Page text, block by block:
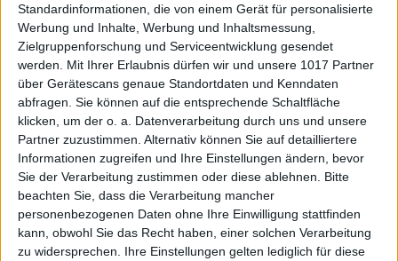
Standardinformationen, die von einem Gerät für personalisierte
Werbung und Inhalte, Werbung und Inhaltsmessung,
Zielgruppenforschung und Serviceentwicklung gesendet
werden.
Mit Ihrer Erlaubnis dürfen wir und unsere 1017 Partner
über Gerätescans genaue Standortdaten und Kenndaten
abfragen. Sie können auf die entsprechende Schaltfläche
klicken, um der o. a. Datenverarbeitung durch uns und unsere
Partner zuzustimmen. Alternativ können Sie auf detailliertere
Informationen zugreifen und Ihre Einstellungen ändern, bevor
Sie der Verarbeitung zustimmen oder diese ablehnen.
Bitte
beachten Sie, dass die Verarbeitung mancher
personenbezogenen Daten ohne Ihre Einwilligung stattfinden
kann, obwohl Sie das Recht haben, einer solchen Verarbeitung
zu widersprechen. Ihre Einstellungen gelten lediglich für diese